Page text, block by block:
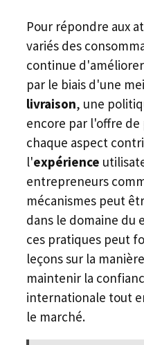
Pour répondre aux
variés des
continue d'améliorer
par le biais d'une
livraison, une
encore par l'offre
chaque aspect
l'expérience
entrepreneurs
mécanismes peut
dans le domaine du
ces pratiques peut
leçons sur la
maintenir la
internationale tout
le marché.